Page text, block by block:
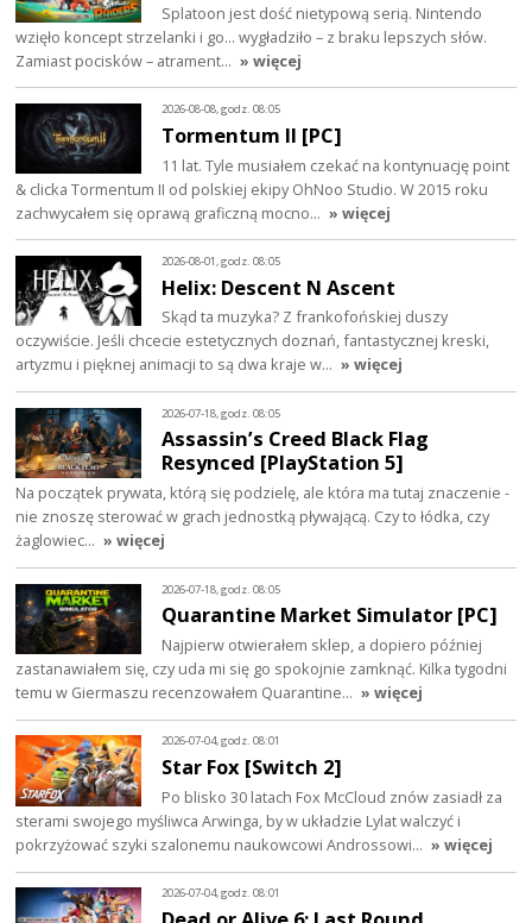
Splatoon jest dość nietypową serią. Nintendo
wzięło koncept strzelanki i go… wygładziło – z braku lepszych słów.
Zamiast pocisków – atrament… » więcej
2026-08-08, godz. 08:05
Tormentum II [PC]
11 lat. Tyle musiałem czekać na kontynuację point
& clicka Tormentum II od polskiej ekipy OhNoo Studio. W 2015 roku
zachwycałem się oprawą graficzną mocno… » więcej
2026-08-01, godz. 08:05
Helix: Descent N Ascent
Skąd ta muzyka? Z frankofońskiej duszy
oczywiście. Jeśli chcecie estetycznych doznań, fantastycznej kreski,
artyzmu i pięknej animacji to są dwa kraje w… » więcej
2026-07-18, godz. 08:05
Assassin’s Creed Black Flag
Resynced [PlayStation 5]
Na początek prywata, którą się podzielę, ale która ma tutaj znaczenie -
nie znoszę sterować w grach jednostką pływającą. Czy to łódka, czy
żaglowiec… » więcej
2026-07-18, godz. 08:05
Quarantine Market Simulator [PC]
Najpierw otwierałem sklep, a dopiero później
zastanawiałem się, czy uda mi się go spokojnie zamknąć. Kilka tygodni
temu w Giermaszu recenzowałem Quarantine… » więcej
2026-07-04, godz. 08:01
Star Fox [Switch 2]
Po blisko 30 latach Fox McCloud znów zasiadł za
sterami swojego myśliwca Arwinga, by w układzie Lylat walczyć i
pokrzyżować szyki szalonemu naukowcowi Androssowi… » więcej
2026-07-04, godz. 08:01